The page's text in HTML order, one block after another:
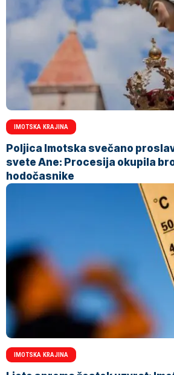
IMOTSKA KRAJINA
Poljica Imotska svečano
svete Ane: Procesija okupila
hodočasnike
IMOTSKA KRAJINA